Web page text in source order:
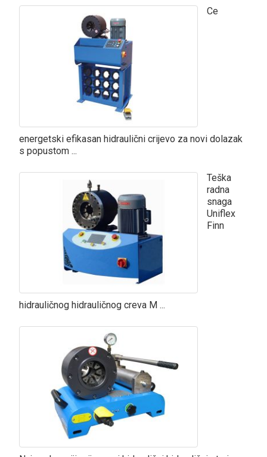
Ce
energetski efikasan hidraulični crijevo za novi dolazak
s popustom ...
Teška
radna
snaga
Uniflex
Finn
hidrauličnog hidrauličnog creva M ...